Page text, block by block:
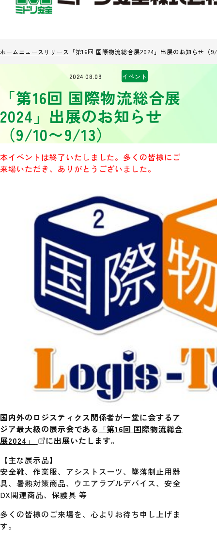
ホームニュースリリース 「第16回 国際物流総合展2024」出展のお知らせ（
2024.08.09 イベント
「第16回 国際物流総合展
2024」出展のお知らせ
（9/10〜9/13）
本イベントは終了いたしました。多くの皆様にご
来場いただき、ありがとうございました。
国内外のロジスティクス関係者が一堂に会するア
ジア最大級の展示会である 「第16回 国際物流総合
展2024」
に出展いたします。
【主な展示品】
安全靴、作業服、アシストスーツ、墜落制止用器
具、暑熱対策商品、ウエアラブルデバイス、安全
DX関連商品、保護具 等
多くの皆様のご来場を、心よりお待ち申し上げま
す。